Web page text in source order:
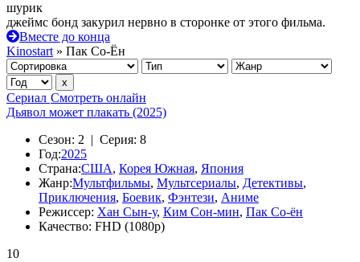
шурик
джеймс бонд закурил нервно в сторонке от этого фильма.
Вместе до конца
Kinostart » Пак Со-Ён
Сериал Смотреть онлайн
Дьявол может плакать (2025)
Сезон: 2 | Серия: 8
Год:2025
Страна:США, Корея Южная, Япония
Жанр:Мультфильмы, Мультсериалы, Детективы,
Приключения, Боевик, Фэнтези, Аниме
Режиссер: Хан Сын-у, Ким Сон-мин, Пак Со-ён
Качество: FHD (1080p)
10